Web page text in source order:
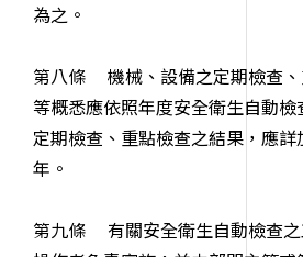
為之。
第八條 機械、設備之定期檢查、
等概悉應依照年度安全衛生自動
定期檢查、重點檢查之結果，應
年。
第九條 有關安全衛生自動檢查之